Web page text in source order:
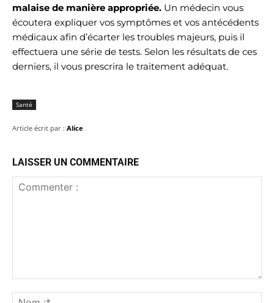
malaise de manière appropriée. Un médecin vous
écoutera expliquer vos symptômes et vos antécédents
médicaux afin d’écarter les troubles majeurs, puis il
effectuera une série de tests. Selon les résultats de ces
derniers, il vous prescrira le traitement adéquat.
Santé
Article écrit par : Alice
LAISSER UN COMMENTAIRE